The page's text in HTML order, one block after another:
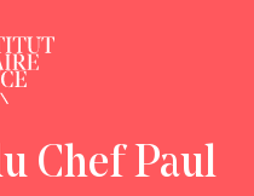
Chef Paul